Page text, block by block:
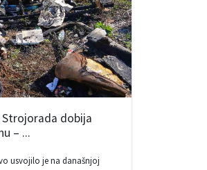
dobija
– ...
usvojilo je na današnjoj